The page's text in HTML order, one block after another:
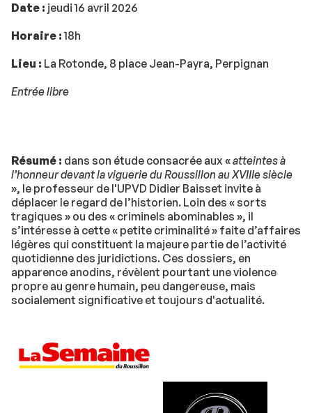
Date : jeudi 16 avril 2026
Horaire : 18h
Lieu : La Rotonde, 8 place Jean-Payra, Perpignan
Entrée libre
Résumé : dans son étude consacrée aux «atteintes à
l’honneur devant la viguerie du Roussillon au XVIIIe siècle
», le professeur de l'UPVD Didier Baisset invite à
déplacer le regard de l’historien. Loin des « sorts
tragiques » ou des « criminels abominables », il
s’intéresse à cette « petite criminalité » faite d’affaires
légères qui constituent la majeure partie de l’activité
quotidienne des juridictions. Ces dossiers, en
apparence anodins, révèlent pourtant une violence
propre au genre humain, peu dangereuse, mais
socialement significative et toujours d'actualité.